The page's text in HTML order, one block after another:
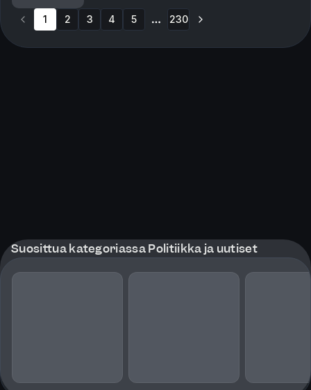
1 2 3 4 5 230
Suosittua kategoriassa Politiikka ja uutiset